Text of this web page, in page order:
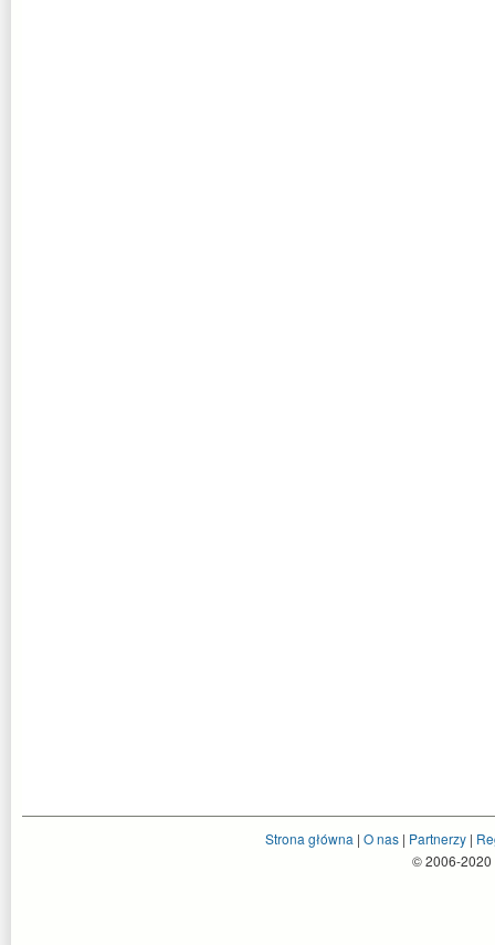
Strona główna | O nas| Partnerzy|
© 2006-2020